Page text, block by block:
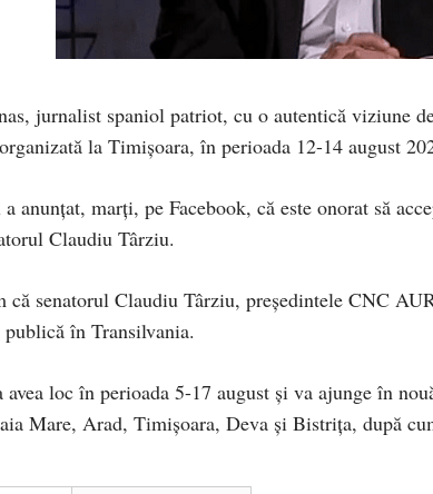
jurnalist spaniol patriot, cu o autentică viziune
la Timișoara, în perioada 12-14 august
anunțat, marți, pe Facebook, că este onorat să
Claudiu Târziu.
că senatorul Claudiu Târziu, președintele CNC
publică în Transilvania.
avea loc în perioada 5-17 august și va ajunge în
Mare, Arad, Timișoara, Deva și Bistrița, după